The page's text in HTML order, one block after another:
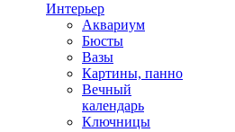
Интерьер
Аквариум
Бюсты
Вазы
Картины, панно
Вечный
календарь
Ключницы